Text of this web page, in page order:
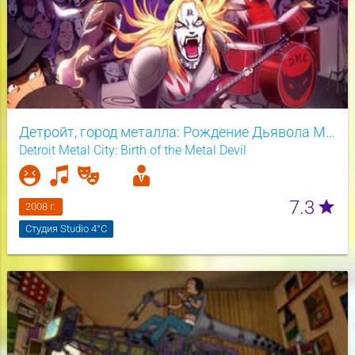
Детройт, город металла: Рождение Дьявола Метала
Detroit Metal City: Birth of the Metal Devil
7.3 star
2008 г.
Студия Studio 4°C